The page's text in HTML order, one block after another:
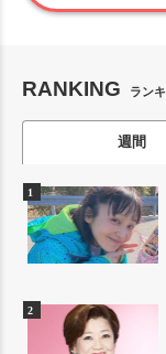
RANKING ラン
週間